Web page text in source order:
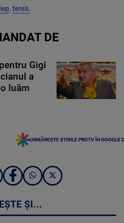
, tenis,
DE
Gigi
a
luăm
URMĂREȘTE ȘTIRILE PROTV ÎN GOOGLE
ȘI...